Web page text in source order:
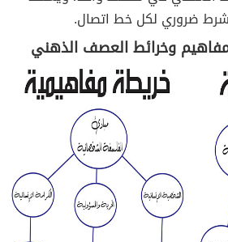
شرط ضروري لكل خط اتصال.
وخرائط العصف الذهني